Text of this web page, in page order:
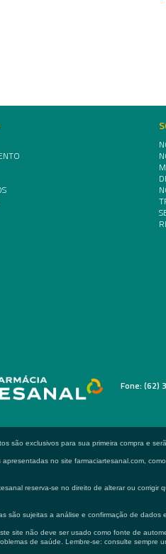
Fone: (62)
são exclusivos para sua primeira compra e
apresentadas no site farmaciartesanal.com,
reserva-se no direito de alterar ou
são sujeitas a análise e confirmação de dados
site não deve ser usado como fonte de
de saúde. Lembre-se: consulte sempre